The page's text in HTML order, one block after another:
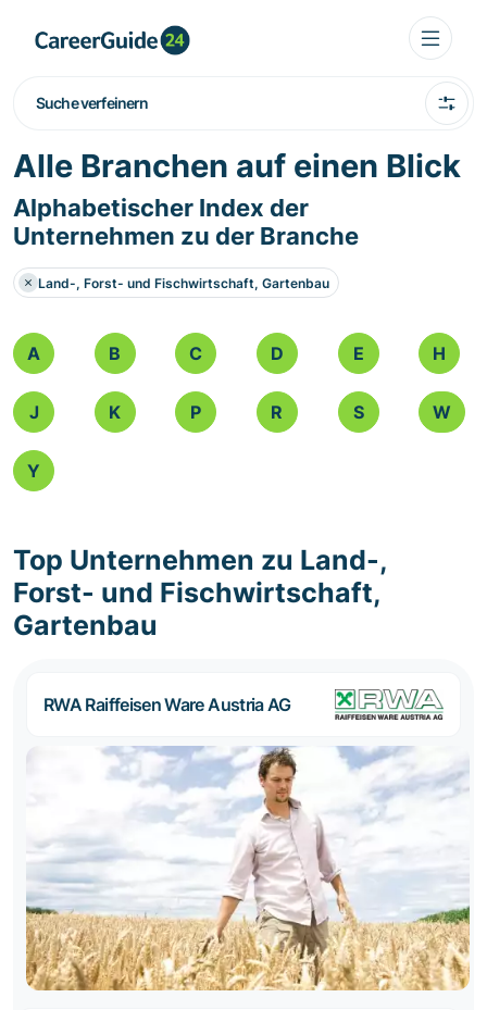
Suche verfeinern
Alle Branchen auf einen Blick
Alphabetischer Index der
Unternehmen zu der Branche
Land-, Forst- und Fischwirtschaft, Gartenbau
A B C D E H
J K P R S W
Y
Top Unternehmen zu Land-,
Forst- und Fischwirtschaft,
Gartenbau
RWA Raiffeisen Ware Austria AG